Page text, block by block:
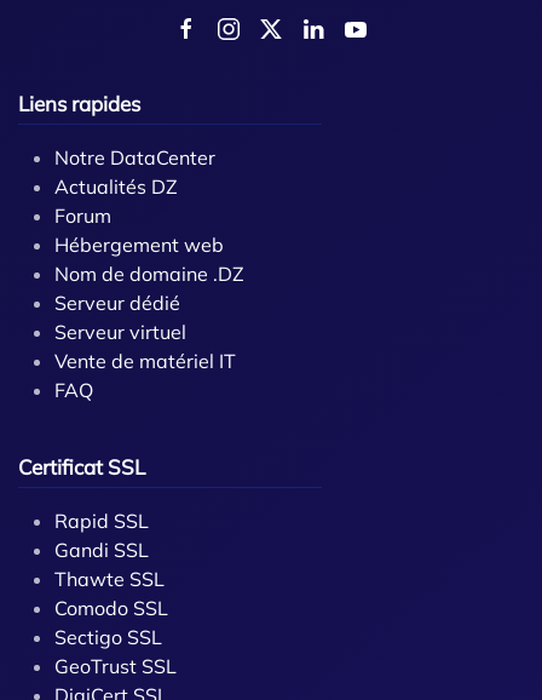
Liens rapides
Notre DataCenter
Actualités DZ
Forum
Hébergement web
Nom de domaine .DZ
Serveur dédié
Serveur virtuel
Vente de matériel IT
FAQ
Certificat SSL
Rapid SSL
Gandi SSL
Thawte SSL
Comodo SSL
Sectigo SSL
GeoTrust SSL
DigiCert SSL